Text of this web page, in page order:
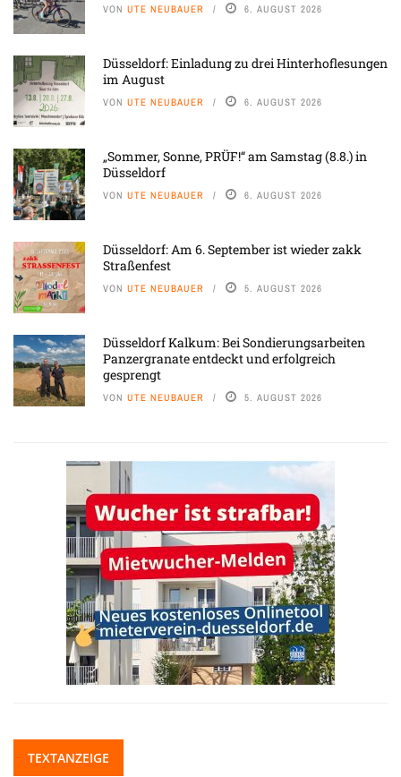
VON UTE NEUBAUER 6. AUGUST 2026
Düsseldorf: Einladung zu drei Hinterhoflesungen
im August
VON UTE NEUBAUER 6. AUGUST 2026
„Sommer, Sonne, PRÜF!“ am Samstag (8.8.) in
Düsseldorf
VON UTE NEUBAUER 6. AUGUST 2026
Düsseldorf: Am 6. September ist wieder zakk
Straßenfest
VON UTE NEUBAUER 5. AUGUST 2026
Düsseldorf Kalkum: Bei Sondierungsarbeiten
Panzergranate entdeckt und erfolgreich
gesprengt
VON UTE NEUBAUER 5. AUGUST 2026
TEXTANZEIGE